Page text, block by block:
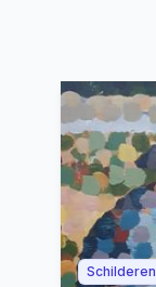
Schilderen